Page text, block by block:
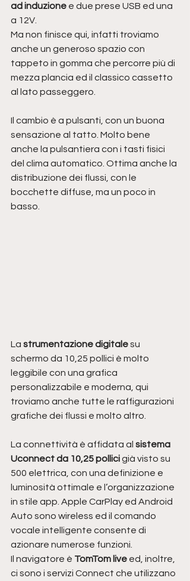
ad induzione e due prese USB ed una
a 12V.
Ma non finisce qui, infatti troviamo
anche un generoso spazio con
tappeto in gomma che percorre più di
mezza plancia ed il classico cassetto
al lato passeggero.
Il cambio è a pulsanti, con un buona
sensazione al tatto. Molto bene
anche la pulsantiera con i tasti fisici
del clima automatico. Ottima anche la
distribuzione dei flussi, con le
bocchette diffuse, ma un poco in
basso.
La strumentazione digitale su
schermo da 10,25 pollici è molto
leggibile con una grafica
personalizzabile e moderna, qui
troviamo anche tutte le raffigurazioni
grafiche dei flussi e molto altro.
La connettività è affidata al sistema
Uconnect da 10,25 pollici già visto su
500 elettrica, con una definizione e
luminosità ottimale e l’organizzazione
in stile app. Apple CarPlay ed Android
Auto sono wireless ed il comando
vocale intelligente consente di
azionare numerose funzioni.
Il navigatore è TomTom live ed, inoltre,
ci sono i servizi Connect che utilizzano